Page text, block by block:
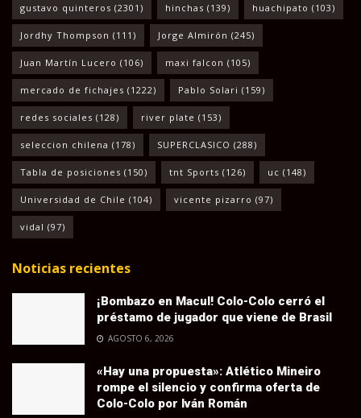
gustavo quinteros (2301) hinchas (139) huachipato (103)
Jordhy Thompson (111) Jorge Almirón (245)
Juan Martín Lucero (106) maxi falcon (105)
mercado de fichajes (1222) Pablo Solari (159)
redes sociales (128) river plate (153)
seleccion chilena (178) SUPERCLASICO (288)
Tabla de posiciones (150) tnt Sports (126) uc (148)
Universidad de Chile (104) vicente pizarro (97)
vidal (97)
Noticias recientes
¡Bombazo en Macul! Colo-Colo cerró el
préstamo de jugador que viene de Brasil
AGOSTO 6, 2026
«Hay una propuesta»: Atlético Mineiro
rompe el silencio y confirma oferta de
Colo-Colo por Iván Román